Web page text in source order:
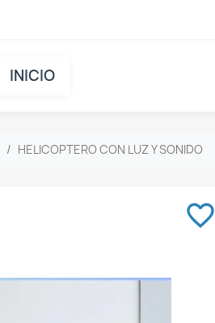
INICIO
HELICOPTERO CON LUZ Y SONIDO
favorite_border